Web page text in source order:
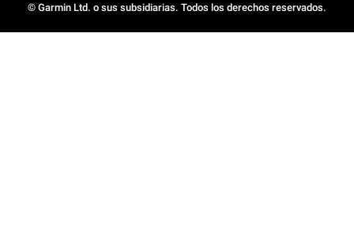
© Garmin Ltd. o sus subsidiarias. Todos los derechos reservados.